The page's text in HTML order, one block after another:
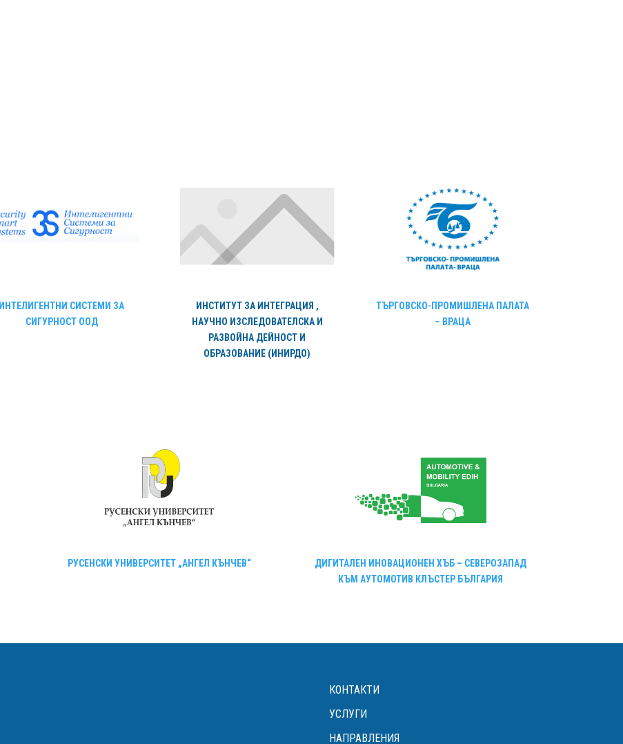
ИНТЕЛИГЕНТНИ СИСТЕМИ ЗА
СИГУРНОСТ ООД
ИНСТИТУТ ЗА ИНТЕГРАЦИЯ ,
НАУЧНО ИЗСЛЕДОВАТЕЛСКА И
РАЗВОЙНА ДЕЙНОСТ И
ОБРАЗОВАНИЕ (ИНИРДО)
ТЪРГОВСКО-ПРОМИШЛЕНА ПАЛАТА
– ВРАЦА
РУСЕНСКИ УНИВЕРСИТЕТ „АНГЕЛ КЪНЧЕВ“
ДИГИТАЛЕН ИНОВАЦИОНЕН ХЪБ – СЕВЕРОЗАПАД
КЪМ АУТОМОТИВ КЛЪСТЕР БЪЛГАРИЯ
КОНТАКТИ
УСЛУГИ
НАПРАВЛЕНИЯ